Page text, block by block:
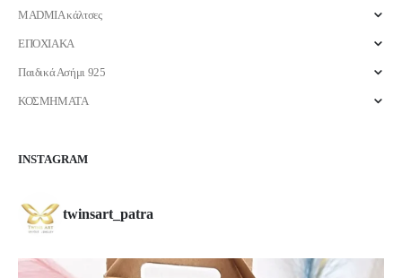
MADMIA κάλτσες
ΕΠΟΧΙΑΚΑ
Παιδικά Ασήμι 925
ΚΟΣΜΗΜΑΤΑ
INSTAGRAM
twinsart_patra